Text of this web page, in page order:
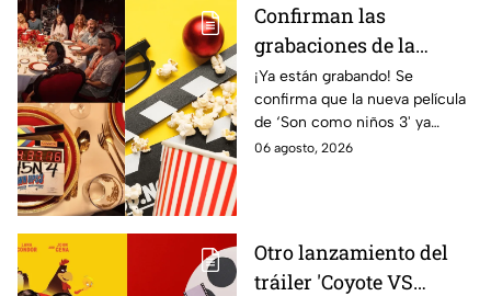
Confirman las
grabaciones de la
nueva película 'Son
como niños 3': publican
FOTO oficial
¡Ya están grabando! Se
confirma que la nueva película
de ‘Son como niños 3' ya
iniciaron las grabaciones,
06 agosto, 2026
Otro lanzamiento del
tráiler 'Coyote VS